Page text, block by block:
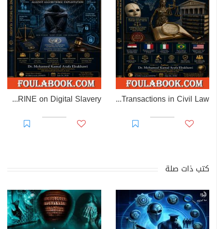
EL RAKHAWI MIND on the Doctrine of Simulation and Sham Transactions in Civil Law
EL-RAKHAWI DOCTRINE on Digital Slavery
كتب ذات صلة